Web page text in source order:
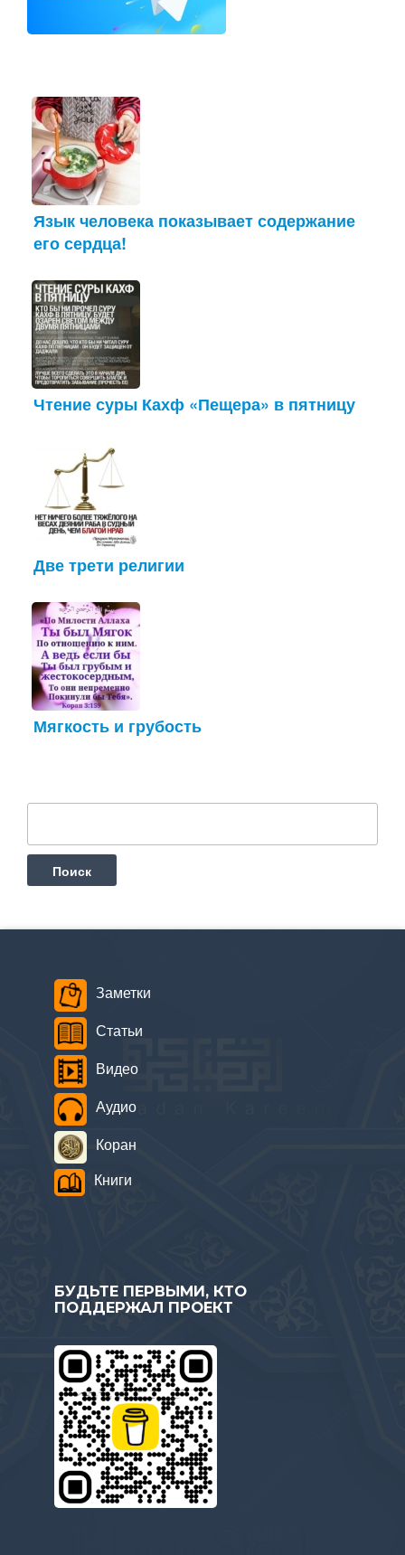
Язык человека показывает содержание
его сердца!
Чтение суры Кахф «Пещера» в пятницу
Две трети религии
Мягкость и грубость
Заметки
Статьи
Видео
Аудио
Коран
Книги
БУДЬТЕ ПЕРВЫМИ, КТО
ПОДДЕРЖАЛ ПРОЕКТ